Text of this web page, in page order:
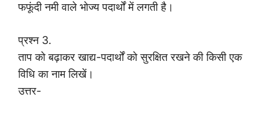
फफूंदी नमी वाले भोज्य पदार्थों में लगती है।
प्रश्न 3.
ताप को बढ़ाकर खाद्य-पदार्थों को सुरक्षित रखने की किसी एक
विधि का नाम लिखें।
उत्तर-